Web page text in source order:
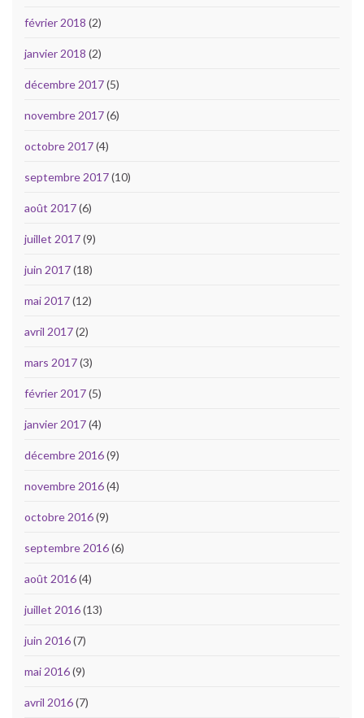
février 2018 (2)
janvier 2018 (2)
décembre 2017(5)
novembre 2017(6)
octobre 2017(4)
septembre 2017(10)
août 2017(6)
juillet 2017(9)
juin 2017(18)
mai 2017(12)
avril 2017(2)
mars 2017(3)
février 2017(5)
janvier 2017(4)
décembre 2016(9)
novembre 2016(4)
octobre 2016(9)
septembre 2016(6)
août 2016(4)
juillet 2016(13)
juin 2016(7)
mai 2016(9)
avril 2016(7)